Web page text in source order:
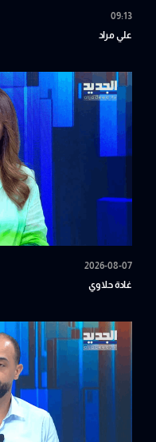
09:13
علي مراد
2026-08-07
غادة حلاوي